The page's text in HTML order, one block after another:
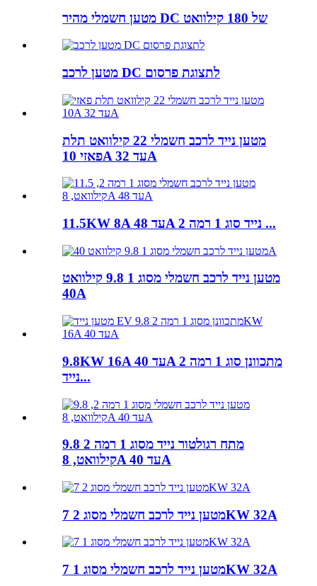
מטען חשמלי מהיר DC של 180 קילוואט
מטען לרכב DC לתצוגת פרסום
מטען נייד לרכב חשמלי 22 קילוואט תלת
פאזי 10A עד 32A
11.5KW 8A עד 48A נייד סוג 1 רמה 2 ...
מטען נייד לרכב חשמלי מסוג 1 9.8 קילוואט
40A
9.8KW 16A עד 40A מתכוונן סוג 1 רמה 2
נייד...
מתח רגולטור נייד מסוג 1 רמה 2 9.8
קילוואט, 8A עד 40A
מטען נייד לרכב חשמלי מסוג 2 7KW 32A
מטען נייד לרכב חשמלי מסוג 1 7KW 32A